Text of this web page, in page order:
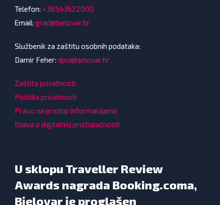
Telefon: +38543622000
Email: grad@bjelovar.hr
Službenik za zaštitu osobnih podataka:
Damir Feher: dpo@bjelovar.hr
Zaštita privatnosti
Politika privatnosti
Pravo na pristup informacijama
Izjava o digitalnoj pristupačnosti
U sklopu Traveller Review
Awards nagrada Booking.coma,
Bjelovar je proglašen